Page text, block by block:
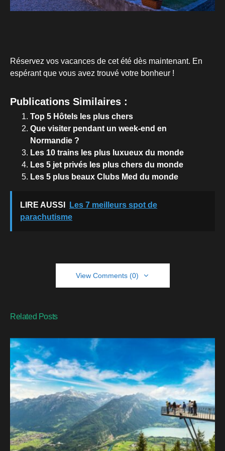
Réservez vos vacances de cet été dès maintenant. En
espérant que vous avez trouvé votre bonheur !
Publications Similaires :
Top 5 Hôtels les plus chers
Que visiter pendant un week-end en
Normandie ?
Les 10 trains les plus luxueux du monde
Les 5 jet privés les plus chers du monde
Les 5 plus beaux Clubs Med du monde
LIRE AUSSI
Les 7 meilleurs spot de
parachutisme
View Comments (0)
Related Posts